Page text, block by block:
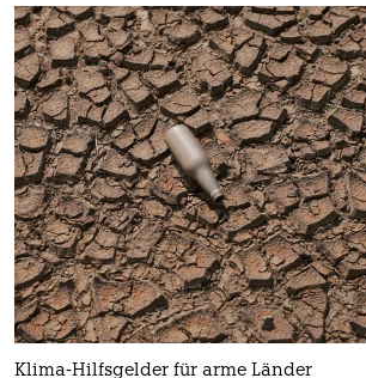
Klima-Hilfsgelder für arme Länder